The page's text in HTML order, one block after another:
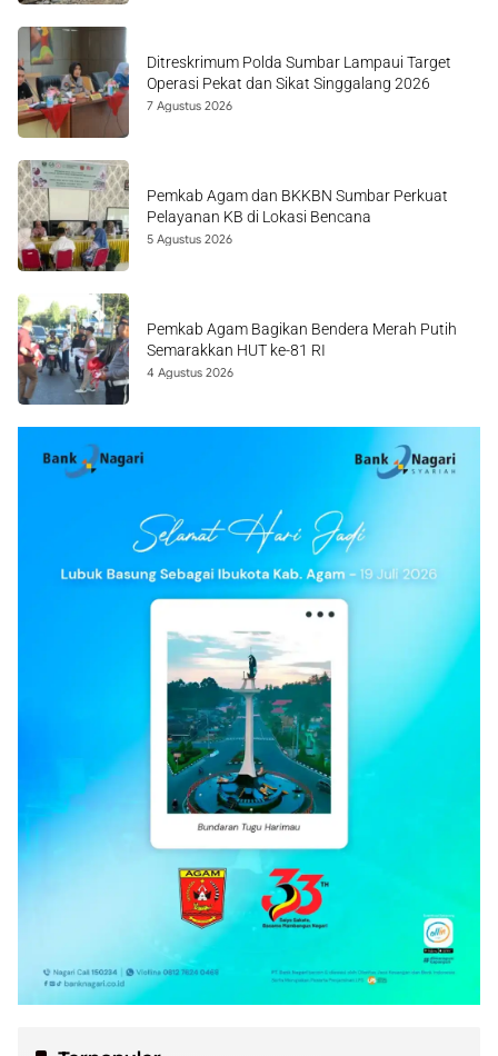
Ditreskrimum Polda Sumbar Lampaui Target
Operasi Pekat dan Sikat Singgalang 2026
7 Agustus 2026
Pemkab Agam dan BKKBN Sumbar Perkuat
Pelayanan KB di Lokasi Bencana
5 Agustus 2026
Pemkab Agam Bagikan Bendera Merah Putih
Semarakkan HUT ke-81 RI
4 Agustus 2026